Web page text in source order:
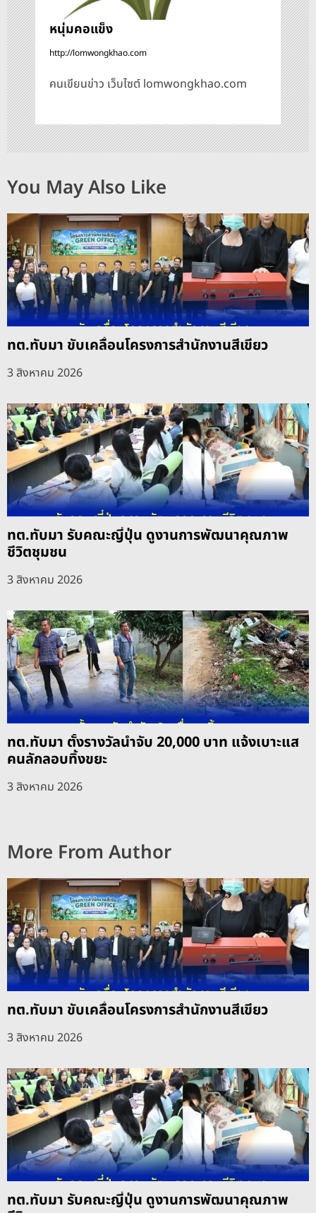
หนุ่มคอแข็ง
http://lomwongkhao.com
คนเขียนข่าว เว็บไซต์ lomwongkhao.com
You May Also Like
ทต.ทับมา ขับเคลื่อนโครงการสำนักงานสีเขียว
3 สิงหาคม 2026
ทต.ทับมา รับคณะญี่ปุ่น ดูงานการพัฒนาคุณภาพ
ชีวิตชุมชน
3 สิงหาคม 2026
ทต.ทับมา ตั้งรางวัลนำจับ 20,000 บาท แจ้งเบาะแส
คนลักลอบทิ้งขยะ
3 สิงหาคม 2026
More From Author
ทต.ทับมา ขับเคลื่อนโครงการสำนักงานสีเขียว
3 สิงหาคม 2026
ทต.ทับมา รับคณะญี่ปุ่น ดูงานการพัฒนาคุณภาพ